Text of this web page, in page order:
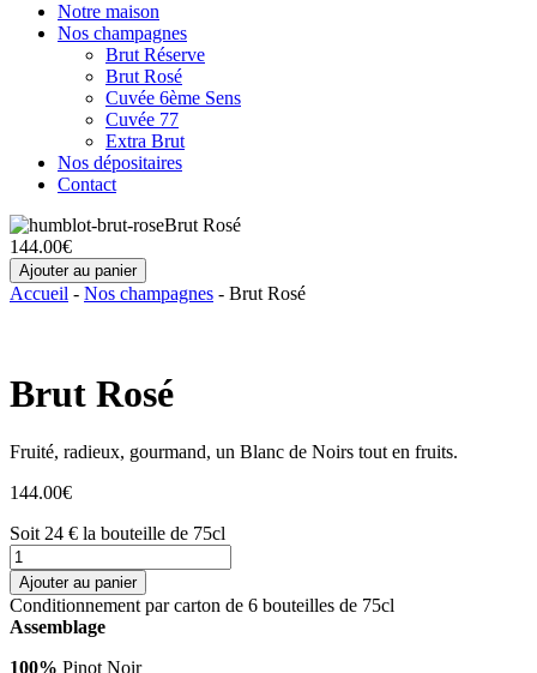
Notre maison
Nos champagnes
Brut Réserve
Brut Rosé
Cuvée 6ème Sens
Cuvée 77
Extra Brut
Nos dépositaires
Contact
Brut Rosé
144.00€
Ajouter au panier
Accueil - Nos champagnes - Brut Rosé
Brut Rosé
Fruité, radieux, gourmand, un Blanc de Noirs tout en fruits.
144.00€
Soit 24 € la bouteille de 75cl
quantité
de
Brut
Rosé
Ajouter au panier
Conditionnement par carton de 6 bouteilles de 75cl
Assemblage
100% Pinot Noir